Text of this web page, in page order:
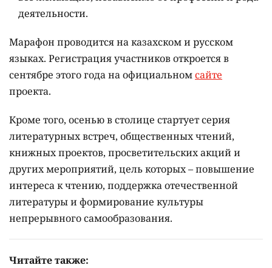
деятельности.
Марафон проводится на казахском и русском
языках. Регистрация участников откроется в
сентябре этого года на официальномсайте
проекта.
Кроме того, осенью в столице стартует серия
литературных встреч, общественных чтений,
книжных проектов, просветительских акций и
других мероприятий, цель которых –повышение
интереса к чтению, поддержка отечественной
литературы и формирование культуры
непрерывного самообразования.
Читайте также: